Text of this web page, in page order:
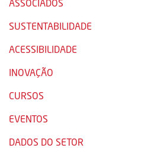
ASSOCIADOS
SUSTENTABILIDADE
ACESSIBILIDADE
INOVAÇÃO
CURSOS
EVENTOS
DADOS DO SETOR